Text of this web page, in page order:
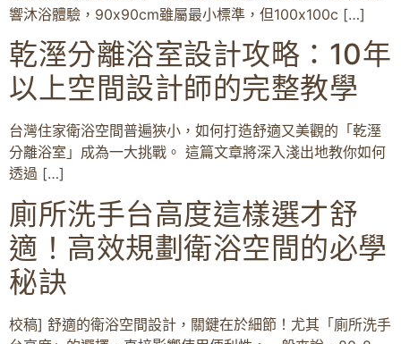
響沐浴體驗，90x90cm雖屬最小標準，但100x100c […]
乾溼分離浴室設計攻略：10年
以上空間設計師的完整教學
台灣住家衛浴空間普遍狹小，如何打造舒適又美觀的「乾溼
分離浴室」成為一大挑戰。 這篇文章將深入淺出地教你如何
透過 […]
廁所洗手台高度這樣選才舒
適！高效規劃衛浴空間的必學
秘訣
校稿] 舒適的衛浴空間設計，關鍵在於細節！尤其「廁所洗手